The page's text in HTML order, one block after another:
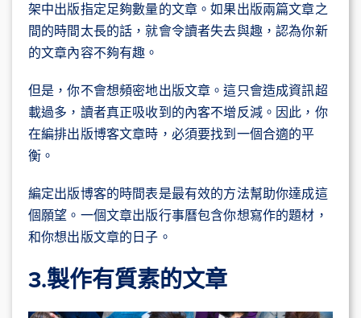
架中出版指定足夠數量的文章。如果出版兩篇文章之
間的時間太長的話，就會令讀者失去與趣，認為你新
的文章內容不夠有趣。
但是，你不會想頻密地出版文章。這只會造成資訊超
載過多，讀者真正吸收到的內客不增反減。因此，你
在編排出版博客文章時，必須要找到一個合適的平
衡。
編定出版博客的時間表是最有效的方法幫助你達成這
個願望。一個文章出版行事曆包含你想寫作的題材，
和你想出版文章的日子。
3.製作有質素的文章